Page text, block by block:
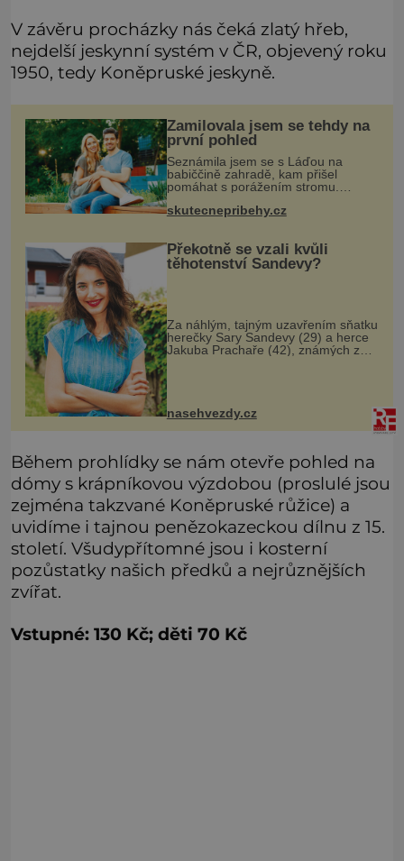
V závěru procházky nás čeká zlatý hřeb,
nejdelší jeskynní systém v ČR, objevený roku
1950, tedy Koněpruské jeskyně.
Zamilovala jsem se tehdy na
první pohled
Seznámila jsem se s Láďou na
babiččině zahradě, kam přišel
pomáhat s porážením stromu.
Babička mě před ním ale varovala…
Babička se mě často ptávala, kdy se
skutecnepribehy.cz
Překotně se vzali kvůli
těhotenství Sandevy?
Za náhlým, tajným uzavřením sňatku
herečky Sary Sandevy (29) a herce
Jakuba Prachaře (42), známých ze
seriálu Jakub a Sara, se skrývá
možná mnohem víc než jen touha
nasehvezdy.cz
Během prohlídky se nám otevře pohled na
dómy s krápníkovou výzdobou (proslulé jsou
zejména takzvané Koněpruské růžice) a
uvidíme i tajnou penězokazeckou dílnu z 15.
století. Všudypřítomné jsou i kosterní
pozůstatky našich předků a nejrůznějších
zvířat.
Vstupné: 130 Kč; děti 70 Kč